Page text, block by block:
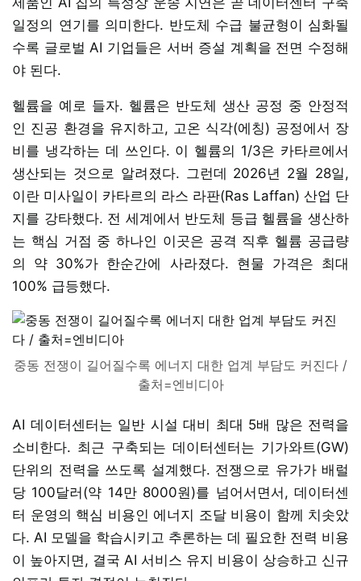
일정의 연기를 의미한다. 반도체 수급 불균형이 심화될
수록 글로벌 AI 기업들은 서버 증설 계획을 전면 수정해
야 된다.
헬륨을 예로 들자. 헬륨은 반도체 생산 공정 중 안정적
인 진공 환경을 유지하고, 고온 식각(에칭) 공정에서 장
비를 냉각하는 데 쓰인다. 이 헬륨의 1/3은 카타르에서
생산되는 것으로 알려졌다. 그런데 2026년 2월 28일,
이란 미사일이 카타르의 라스 라판(Ras Laffan) 산업 단
지를 강타했다. 전 세계에서 반도체 등급 헬륨을 생산하
는 핵심 거점 중 하나인 이곳은 공격 직후 헬륨 공급량
의 약 30%가 한순간에 사라졌다. 현물 가격은 최대
100% 급등했다.
중동 전쟁이 길어질수록 에너지 대한 업계 부담도 커진다 /
출처=엔비디아
AI 데이터센터는 일반 시설 대비 최대 5배 많은 전력을
소비한다. 최근 구축되는 데이터센터는 기가와트(GW)
단위의 전력을 쓰도록 설계했다. 전쟁으로 유가가 배럴
당 100달러(약 14만 8000원)를 넘어서면서, 데이터센
터 운영의 핵심 비용인 에너지 조달 비용이 함께 치솟았
다. AI 모델을 학습시키고 추론하는 데 필요한 전력 비용
이 높아지면, 결국 AI 서비스 유지 비용이 상승하고 신규